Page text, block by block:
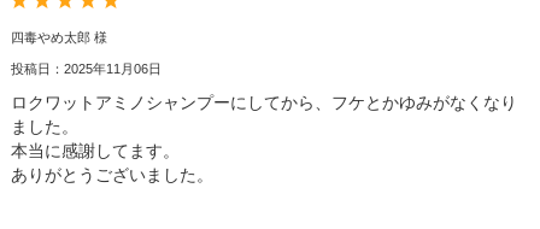
四毒やめ太郎 様
投稿日：2025年11月06日
ロクワットアミノシャンプーにしてから、フケとかゆみがなくなり
ました。
本当に感謝してます。
ありがとうございました。